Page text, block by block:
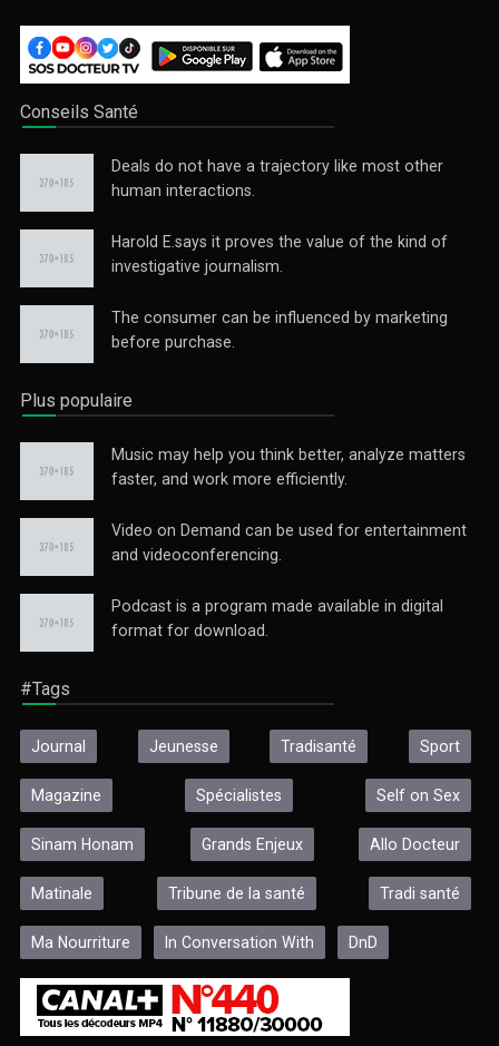
Conseils Santé
Deals do not have a trajectory like most other
human interactions.
Harold E.says it proves the value of the kind of
investigative journalism.
The consumer can be influenced by marketing
before purchase.
Plus populaire
Music may help you think better, analyze matters
faster, and work more efficiently.
Video on Demand can be used for entertainment
and videoconferencing.
Podcast is a program made available in digital
format for download.
#Tags
Journal Jeunesse Tradisanté Sport
Magazine Spécialistes Self on Sex
Sinam Honam Grands Enjeux Allo Docteur
Matinale Tribune de la santé Tradi santé
Ma Nourriture In Conversation With DnD